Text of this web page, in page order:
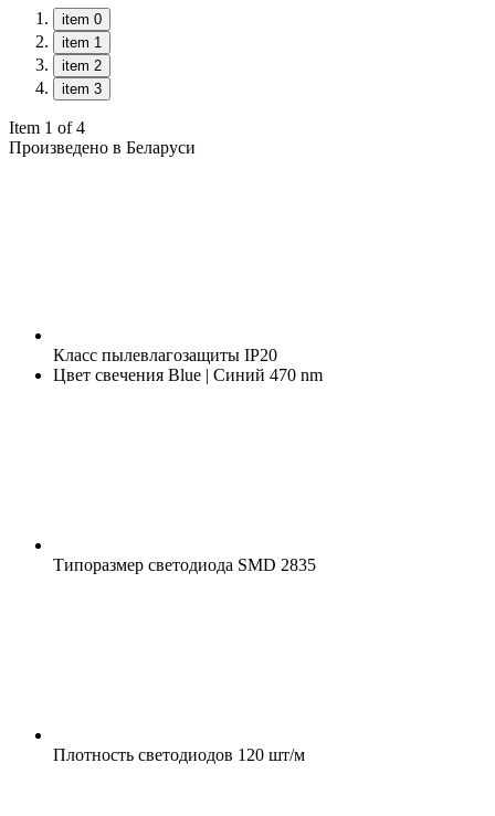
item 0
item 1
item 2
item 3
Item 1 of 4
Произведено в Беларуси
Класс пылевлагозащиты IP20
Цвет свечения Blue | Синий 470 nm
Типоразмер светодиода SMD 2835
Плотность светодиодов 120 шт/м